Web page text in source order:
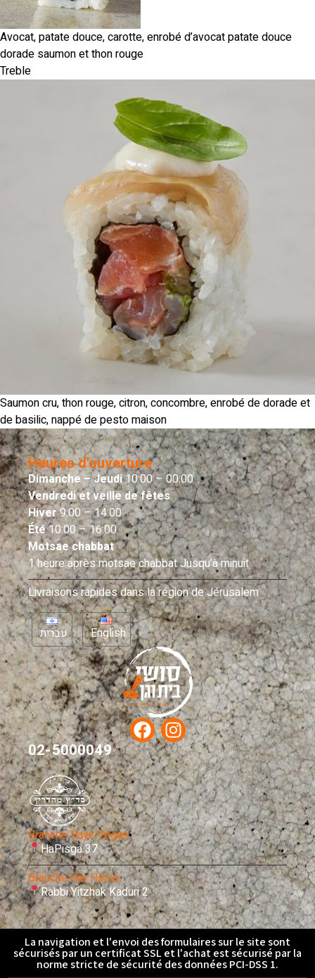
Avocat, patate douce, carotte, enrobé d’avocat patate douce
dorade saumon et thon rouge
Treble
Saumon cru, thon rouge, citron, concombre, enrobé de dorade et
de basilic, nappé de pesto maison
Heures d'ouverture
Dimanche – Jeudi10:00 – 00:00
Vendredi et veille de fêtes
Hiver9:00 – 14:00
Été10:00 – 16:00
Motsae chabbat
1 heure après motsae chabbat Jusqu’à minuit
Livraisons rapides dans la région de Jérusalem
עברית English
02-5000049
Branche Bayit Vegan
HaPisga 37
Branche Har Homa
Rabbi Yitzhak Kaduri 2
La navigation et l'envoi des formulaires sur le site sont
sécurisés par un certificat SSL et l'achat est sécurisé par la
norme stricte de sécurité des données PCI-DSS 1.